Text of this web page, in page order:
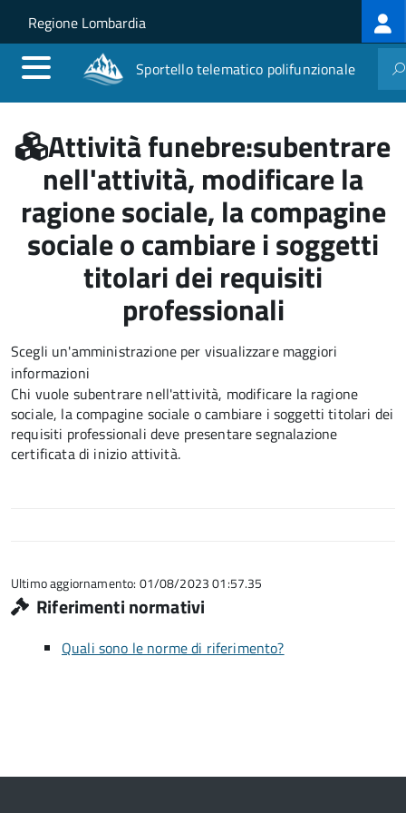
Salta al contenuto principale
Skip to site navigation
Regione Lombardia
Sportello telematico polifunzionale
Attività funebre:subentrare
nell'attività, modificare la
ragione sociale, la compagine
sociale o cambiare i soggetti
titolari dei requisiti
professionali
Scegli un'amministrazione per visualizzare maggiori
informazioni
Chi vuole subentrare nell'attività, modificare la ragione
sociale, la compagine sociale o cambiare i soggetti titolari dei
requisiti professionali deve presentare segnalazione
certificata di inizio attività.
Ultimo aggiornamento: 01/08/2023 01:57.35
Riferimenti normativi
Quali sono le norme di riferimento?